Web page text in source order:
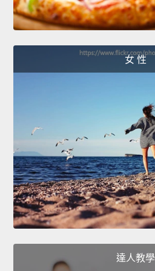
女 性
達人教學